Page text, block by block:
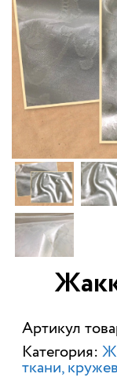
Артикул
Категория:
ткани,